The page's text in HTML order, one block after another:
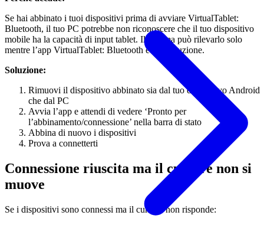
Se hai abbinato i tuoi dispositivi prima di avviare VirtualTablet:
Bluetooth, il tuo PC potrebbe non riconoscere che il tuo dispositivo
mobile ha la capacità di input tablet. Il sistema può rilevarlo solo
mentre l’app VirtualTablet: Bluetooth è in esecuzione.
Soluzione:
Rimuovi il dispositivo abbinato sia dal tuo dispositivo Android
che dal PC
Avvia l’app e attendi di vedere ‘Pronto per
l’abbinamento/connessione’ nella barra di stato
Abbina di nuovo i dispositivi
Prova a connetterti
Connessione riuscita ma il cursore non si
muove
Se i dispositivi sono connessi ma il cursore non risponde: